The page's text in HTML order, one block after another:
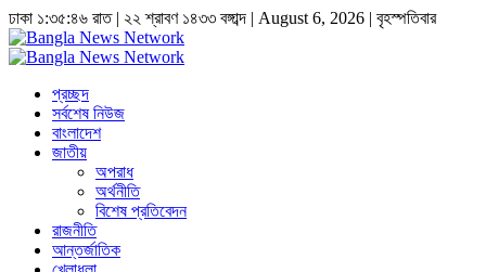
ঢাকা ১:৩৫:৪৭ রাত| ২২ শ্রাবণ ১৪৩৩ বঙ্গাব্দ | August 6, 2026 | বৃহস্পতিবার
প্রচ্ছদ
সর্বশেষ নিউজ
বাংলাদেশ
জাতীয়
অপরাধ
অর্থনীতি
বিশেষ প্রতিবেদন
রাজনীতি
আন্তর্জাতিক